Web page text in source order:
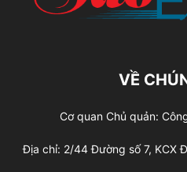
VỀ
Cơ quan Chủ quản:
Địa chỉ: 2/44 Đường số 7, KCX